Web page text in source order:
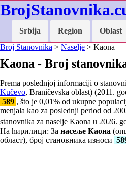
Srbija Region Oblast
Broj Stanovnika > Naselje > Kaona
Kaona - Broj
Prema poslednjoj informaciji o
Kučevo, Braničevska oblast) (2011.
589 , što je 0,01% od ukupne
menjala kao za poslednji period od
stanovnika za naselje Kaona u 2026.
На ћирилици: За насеље Каона
област), број становника износи